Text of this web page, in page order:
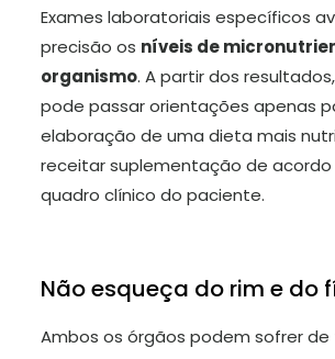
Exames laboratoriais específicos
precisão os níveis de
organismo. A partir dos
pode passar orientações apenas
elaboração de uma dieta mais
receitar suplementação de
quadro clínico do paciente.
Não esqueça do rim e do
Ambos os órgãos podem sofrer